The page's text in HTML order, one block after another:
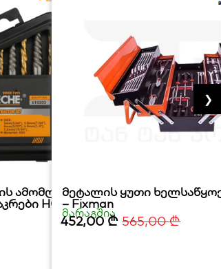
ამომღების
HOTECHE
მეტალის ყუთი
– Fixman
მარაგშია
452,00₾ 565,00₾
❯